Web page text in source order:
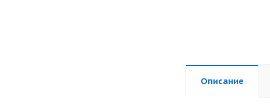
Описание